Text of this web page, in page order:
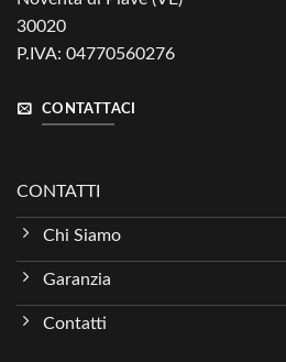
30020
P.IVA: 04770560276
CONTATTACI
CONTATTI
Chi Siamo
Garanzia
Contatti